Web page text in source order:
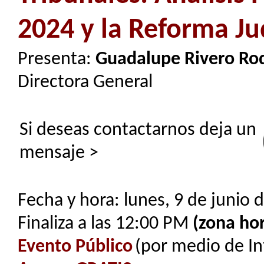
2024 y la Reforma
Presenta: Guadalupe Rivero
Directora General
Si deseas contactarnos deja un
mensaje >
Fecha y hora: lunes, 9 de junio
Finaliza a las 12:00 PM (zona
Evento Público(por medio de